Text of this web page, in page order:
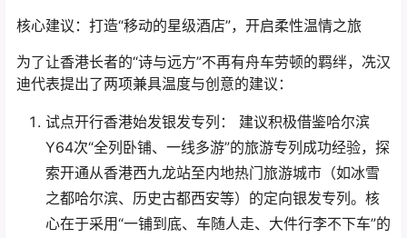
核心建议：打造“移动的星级酒店”，开启柔性温情之旅
为了让香港长者的“诗与远方”不再有舟车劳顿的羁绊，冼汉
迪代表提出了两项兼具温度与创意的建议：
试点开行香港始发银发专列： 建议积极借鉴哈尔滨
Y64次“全列卧铺、一线多游”的旅游专列成功经验，探
索开通从香港西九龙站至内地热门旅游城市（如冰雪
之都哈尔滨、历史古都西安等）的定向银发专列。核
心在于采用“一铺到底、车随人走、大件行李不下车”的